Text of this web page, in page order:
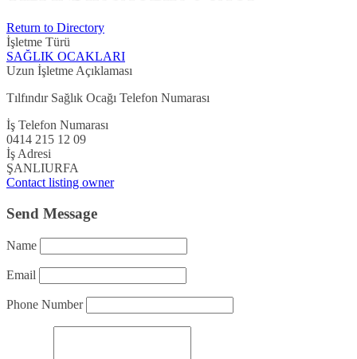
Return to Directory
İşletme Türü
SAĞLIK OCAKLARI
Uzun İşletme Açıklaması
Tılfındır Sağlık Ocağı Telefon Numarası
İş Telefon Numarası
0414 215 12 09
İş Adresi
ŞANLIURFA
Contact listing owner
Send Message
Name
Email
Phone Number